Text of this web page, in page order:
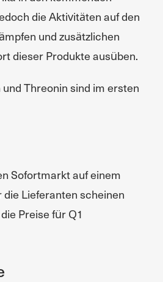
die Aktivitäten auf den
und zusätzlichen
dieser Produkte ausüben.
Threonin sind im ersten
Sofortmarkt auf einem
die Lieferanten scheinen
Preise für Q1